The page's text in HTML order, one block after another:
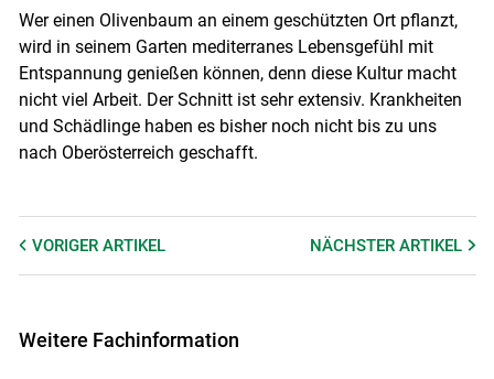
Wer einen Olivenbaum an einem geschützten Ort pflanzt,
wird in seinem Garten mediterranes Lebensgefühl mit
Entspannung genießen können, denn diese Kultur macht
nicht viel Arbeit. Der Schnitt ist sehr extensiv. Krankheiten
und Schädlinge haben es bisher noch nicht bis zu uns
nach Oberösterreich geschafft.
VORIGER ARTIKEL NÄCHSTERARTIKEL
Weitere Fachinformation